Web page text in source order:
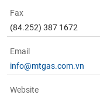
Fax
(84.252) 387 1672
Email
info@mtgas.com.vn
Website